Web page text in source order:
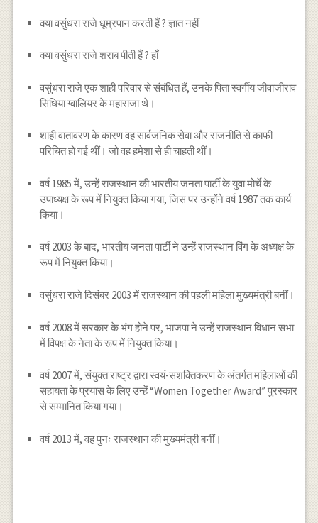
क्या वसुंधरा राजे धूम्रपान करती हैं ? ज्ञात नहीं
क्या वसुंधरा राजे शराब पीती हैं ? हाँ
वसुंधरा राजे एक शाही परिवार से संबंधित हैं, उनके पिता स्वर्गीय जीवाजीराव
सिंधिया ग्वालियर के महाराजा थे।
शाही वातावरण के कारण वह सार्वजनिक सेवा और राजनीति से काफी
परिचित हो गई थीं। जो वह हमेशा से ही चाहती थीं।
वर्ष 1985 में, उन्हें राजस्थान की भारतीय जनता पार्टी के युवा मोर्चे के
उपाध्यक्ष के रूप में नियुक्त किया गया, जिस पर उन्होंने वर्ष 1987 तक कार्य
किया।
वर्ष 2003 के बाद, भारतीय जनता पार्टी ने उन्हें राजस्थान विंग के अध्यक्ष के
रूप में नियुक्त किया।
वसुंधरा राजे दिसंबर 2003 में राजस्थान की पहली महिला मुख्यमंत्री बनीं।
वर्ष 2008 में सरकार के भंग होने पर, भाजपा ने उन्हें राजस्थान विधान सभा
में विपक्ष के नेता के रूप में नियुक्त किया।
वर्ष 2007 में, संयुक्त राष्ट्र द्वारा स्वयं-सशक्तिकरण के अंतर्गत महिलाओं की
सहायता के प्रयास के लिए उन्हें “Women Together Award” पुरस्कार
से सम्मानित किया गया।
वर्ष 2013 में, वह पुनः राजस्थान की मुख्यमंत्री बनीं।